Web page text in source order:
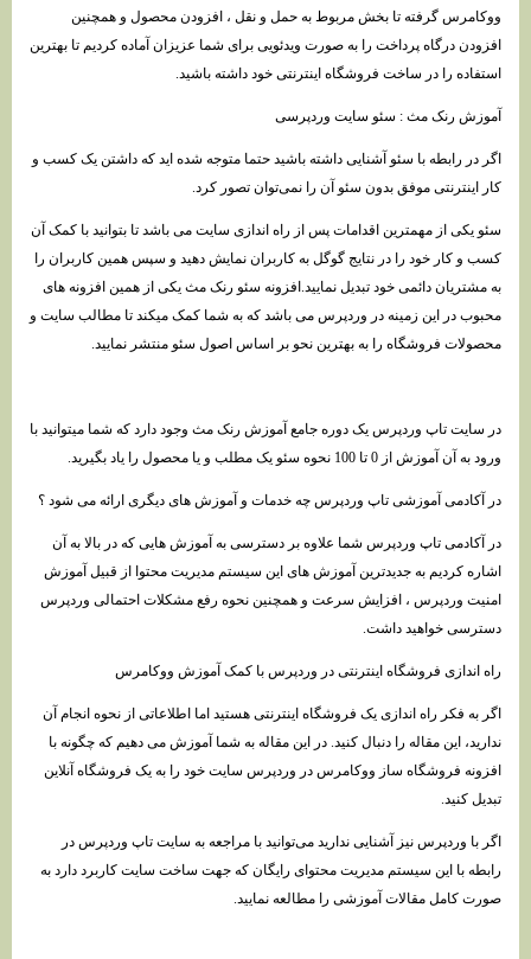
ووکامرس گرفته تا بخش مربوط به حمل و نقل ، افزودن محصول و همچنین
افزودن درگاه پرداخت را به صورت ویدئویی برای شما عزیزان آماده کردیم تا بهترین
استفاده را در ساخت فروشگاه اینترنتی خود داشته باشید.
آموزش رنک مث : سئو سایت وردپرسی
اگر در رابطه با سئو آشنایی داشته باشید حتما متوجه شده اید که داشتن یک کسب و
کار اینترنتی موفق بدون سئو آن را نمی‌توان تصور کرد.
سئو یکی از مهمترین اقدامات پس از راه اندازی سایت می باشد تا بتوانید با کمک آن
کسب و کار خود را در نتایج گوگل به کاربران نمایش دهید و سپس همین کاربران را
به مشتریان دائمی خود تبدیل نمایید.افزونه سئو رنک مث یکی از همین افزونه های
محبوب در این زمینه در وردپرس می باشد که به شما کمک میکند تا مطالب سایت و
محصولات فروشگاه را به بهترین نحو بر اساس اصول سئو منتشر نمایید.
در سایت تاپ وردپرس یک دوره جامع آموزش رنک مث وجود دارد که شما میتوانید با
ورود به آن آموزش از 0 تا 100 نحوه سئو یک مطلب و یا محصول را یاد بگیرید.
در آکادمی آموزشی تاپ وردپرس چه خدمات و آموزش های دیگری ارائه می شود ؟
در آکادمی تاپ وردپرس شما علاوه بر دسترسی به آموزش هایی که در بالا به آن
اشاره کردیم به جدیدترین آموزش های این سیستم مدیریت محتوا از قبیل آموزش
امنیت وردپرس ، افزایش سرعت و همچنین نحوه رفع مشکلات احتمالی وردپرس
دسترسی خواهید داشت.
راه اندازی فروشگاه اینترنتی در وردپرس با کمک آموزش ووکامرس
اگر به فکر راه اندازی یک فروشگاه اینترنتی هستید اما اطلاعاتی از نحوه انجام آن
ندارید، این مقاله را دنبال کنید. در این مقاله به شما آموزش می دهیم که چگونه با
افزونه فروشگاه ساز ووکامرس در وردپرس سایت خود را به یک فروشگاه آنلاین
تبدیل کنید.
اگر با وردپرس نیز آشنایی ندارید می‌توانید با مراجعه به سایت تاپ وردپرس در
رابطه با این سیستم مدیریت محتوای رایگان که جهت ساخت سایت کاربرد دارد به
صورت کامل مقالات آموزشی را مطالعه نمایید.